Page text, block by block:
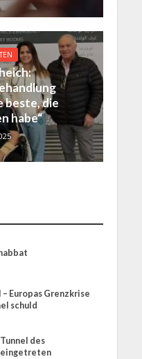
beste, die
habe“
Europas Grenzkrise
schuld
des
eingetreten